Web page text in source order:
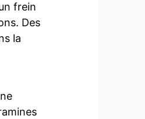
frein
Des
la